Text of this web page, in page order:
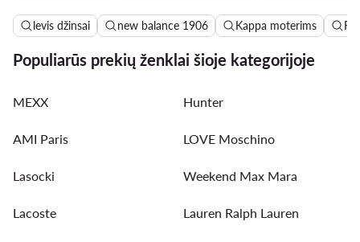
levis džinsai new balance 1906 Kappa moterims
Populiarūs prekių ženklai šioje kategorijoje
MEXX Hunter
AMI Paris LOVE Moschino
Lasocki Weekend Max Mara
Lacoste Lauren Ralph Lauren